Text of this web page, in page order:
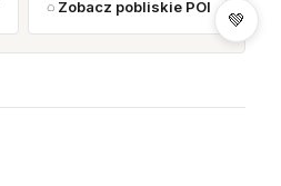
Zobacz pobliskie POI
💚